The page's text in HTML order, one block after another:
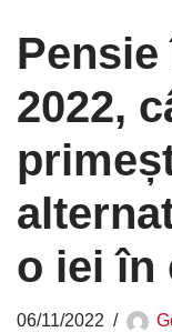
2022,
o iei în
06/11/2022